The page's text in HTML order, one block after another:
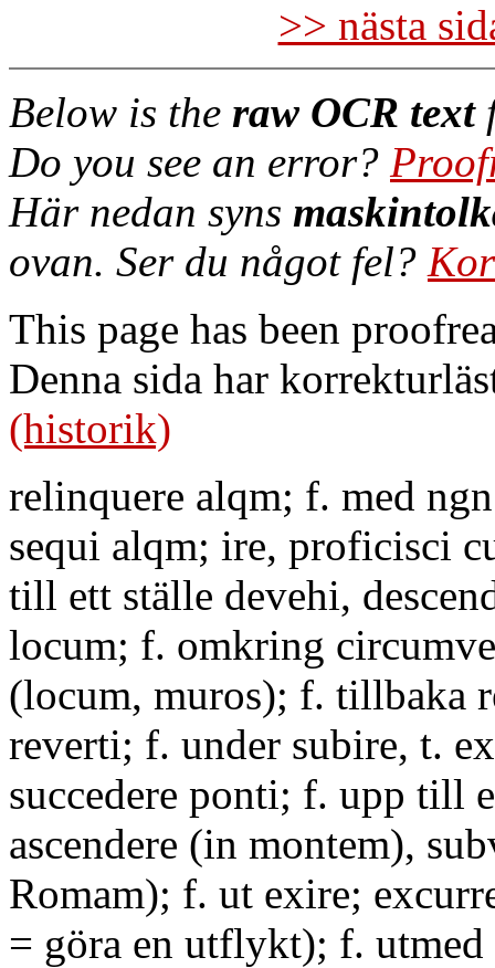
>> nästa
Below is the raw OCR text
Do you see an error?
Här nedan syns
ovan. Ser du något fel?
This page has been
Denna sida har
(historik)
relinquere alqm; f. med
sequi alqm; ire, proficisci
till ett ställe devehi,
locum; f. omkring
(locum, muros); f. tillbaka
reverti; f. under subire, t.
succedere ponti; f. upp till
ascendere (in montem),
Romam); f. ut exire;
= göra en utflykt); f. utmed